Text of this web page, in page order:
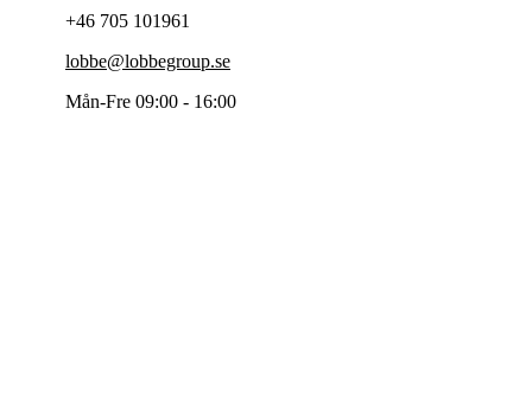
+46 705 101961
lobbe@lobbegroup.se
Mån-Fre 09:00 - 16:00